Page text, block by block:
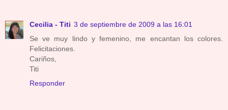
Cecilia - Titi 3 de septiembre de 2009 a las 16:01
Se ve muy lindo y femenino, me encantan los colores.
Felicitaciones.
Cariños,
Titi
Responder